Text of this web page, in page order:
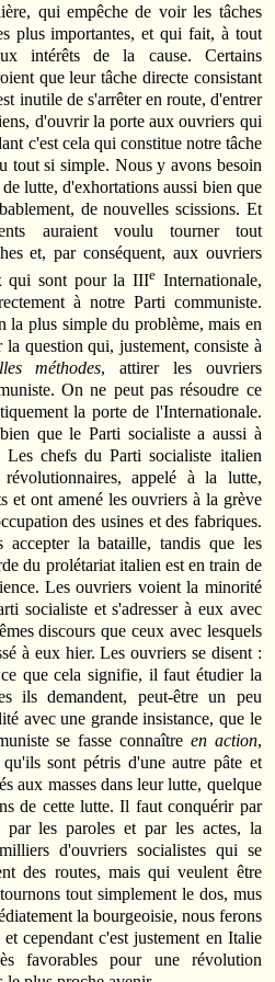
qui empêche de voir les tâches
plus importantes, et qui fait, à tout
intérêts de la cause. Certains
que leur tâche directe consistant
inutile de s'arrêter en route, d'entrer
d'ouvrir la porte aux ouvriers qui
c'est cela qui constitue notre tâche
tout si simple. Nous y avons besoin
lutte, d'exhortations aussi bien que
de nouvelles scissions. Et
auraient voulu tourner tout
et, par conséquent, aux ouvriers
qui sont pour la IIIe Internationale,
à notre Parti communiste.
la plus simple du problème, mais en
question qui, justement, consiste à
méthodes, attirer les ouvriers
On ne peut pas résoudre ce
la porte de l'Internationale.
que le Parti socialiste a aussi à
Les chefs du Parti socialiste italien
appelé à la lutte,
et ont amené les ouvriers à la grève
des usines et des fabriques.
accepter la bataille, tandis que les
du prolétariat italien est en train de
Les ouvriers voient la minorité
socialiste et s'adresser à eux avec
discours que ceux avec lesquels
à eux hier. Les ouvriers se disent :
que cela signifie, il faut étudier la
ils demandent, peut-être un peu
avec une grande insistance, que le
se fasse connaître en action,
sont pétris d'une autre pâte et
aux masses dans leur lutte, quelque
de cette lutte. Il faut conquérir par
par les paroles et par les actes, la
d'ouvriers socialistes qui se
des routes, mais qui veulent être
tout simplement le dos, mus
la bourgeoisie, nous ferons
cependant c'est justement en Italie
favorables pour une révolution